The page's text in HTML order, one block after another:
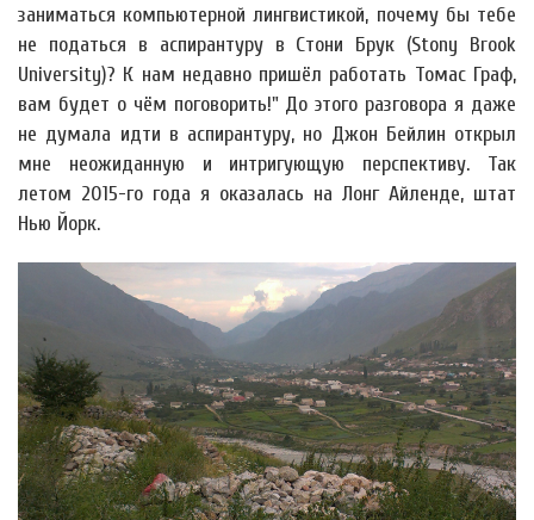
заниматься компьютерной лингвистикой, почему бы тебе
не податься в аспирантуру в Стони Брук (Stony Brook
University)? К нам недавно пришёл работать Томас Граф,
вам будет о чём поговорить!" До этого разговора я даже
не думала идти в аспирантуру, но Джон Бейлин открыл
мне неожиданную и интригующую перспективу. Так
летом 2015-го года я оказалась на Лонг Айленде, штат
Нью Йорк.